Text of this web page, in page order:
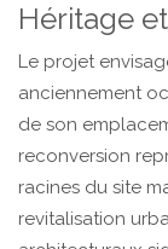
Héritage
Le projet
anciennement
de son
reconversion
racines du site
revitalisation